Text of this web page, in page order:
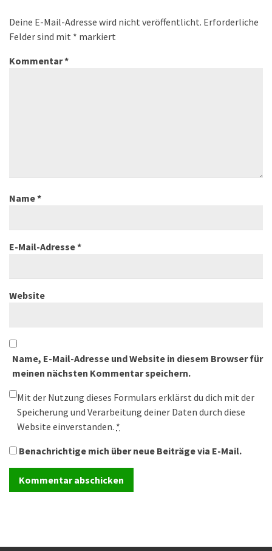
Deine E-Mail-Adresse wird nicht veröffentlicht. Erforderliche
Felder sind mit * markiert
Kommentar*
Name*
E-Mail-Adresse*
Website
Name, E-Mail-Adresse und Website in diesem Browser für
meinen nächsten Kommentar speichern.
Mit der Nutzung dieses Formulars erklärst du dich mit der
Speicherung und Verarbeitung deiner Daten durch diese
Website einverstanden. *
Benachrichtige mich über neue Beiträge via E-Mail.